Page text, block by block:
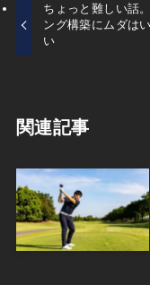
ちょっと難しい話
ング構築にムダは
い
関連記事